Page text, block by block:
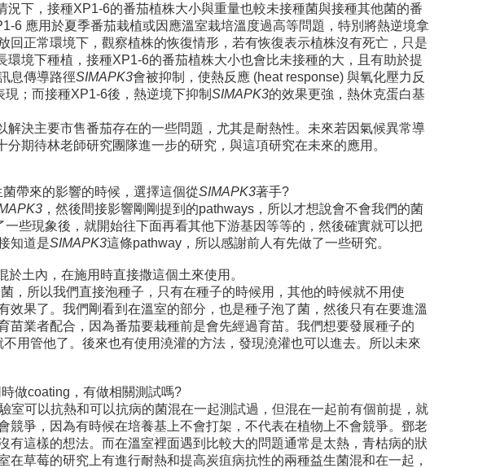
下，接種XP1-6的番茄植株大小與重量也較未接種菌與接種其他菌的番
6 應用於夏季番茄栽植或因應溫室栽培溫度過高等問題，特別將熱逆境拿
正常環境下，觀察植株的恢復情形，若有恢復表示植株沒有死亡，只是
境下種植，接種XP1-6的番茄植株大小也會比未接種的大，且有助於提
息傳導路徑SIMAPK3會被抑制，使熱反應 (heat response) 與氧化壓力反
；而接種XP1-6後，熱逆境下抑制 SIMAPK3的效果更強，熱休克蛋白基
決主要市售番茄存在的一些問題，尤其是耐熱性。未來若因氣候異常導
期待林老師研究團隊進一步的研究，與這項研究在未來的應用。
帶來的影響的時候，選擇這個從SIMAPK3著手?
，然後間接影響剛剛提到的pathways，所以才想說會不會我們的菌
些現象後，就開始往下面再看其他下游基因等等的，然後確實就可以把
知道是SIMAPK3這條pathway，所以感謝前人有先做了一些研究。
土內，在施用時直接撒這個土來使用。
，所以我們直接泡種子，只有在種子的時候用，其他的時候就不用使
果了。我們剛看到在溫室的部分，也是種子泡了菌，然後只有在要進溫
業者配合，因為番茄要栽種前是會先經過育苗。我們想要發展種子的
用管他了。後來也有使用澆灌的方法，發現澆灌也可以進去。所以未來
做coating，有做相關測試嗎?
可以抗熱和可以抗病的菌混在一起測試過，但混在一起前有個前提，就
爭，因為有時候在培養基上不會打架，不代表在植物上不會競爭。鄧老
這樣的想法。而在溫室裡面遇到比較大的問題通常是太熱，青枯病的狀
草莓的研究上有進行耐熱和提高炭疽病抗性的兩種益生菌混和在一起，